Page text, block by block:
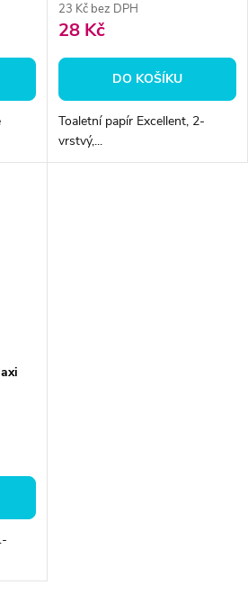
23 Kč bez DPH
28 Kč
DO KOŠÍKU
Toaletní papír Excellent, 2-
vrstvý,...